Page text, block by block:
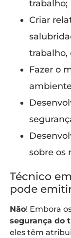
trabalho;
Criar
trabalho,
Fazer o
sobre os
Técnico
pode emitir
Não! Embora
segurança do
eles têm